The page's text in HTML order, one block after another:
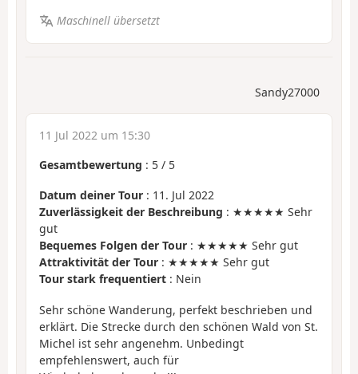
Maschinell übersetzt
Sandy27000
11 Jul 2022 um 15:30
Gesamtbewertung : 5 / 5
Datum deiner Tour : 11. Jul 2022
Zuverlässigkeit der Beschreibung : ★★★★★ Sehr
gut
Bequemes Folgen der Tour : ★★★★★ Sehr gut
Attraktivität der Tour : ★★★★★ Sehr gut
Tour stark frequentiert : Nein
Sehr schöne Wanderung, perfekt beschrieben und
erklärt. Die Strecke durch den schönen Wald von St.
Michel ist sehr angenehm. Unbedingt
empfehlenswert, auch für